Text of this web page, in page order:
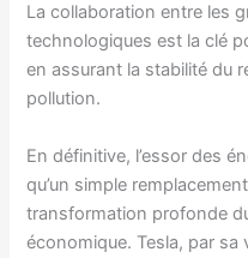
La collaboration entre les
technologiques est la clé
en assurant la stabilité du
pollution.
En définitive, l’essor des
qu’un simple
transformation profonde
économique. Tesla, par